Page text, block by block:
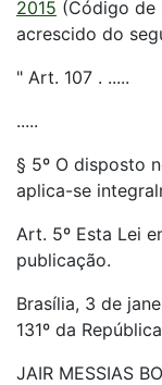
2015 (Código de
acrescido do
" Art. 107 . .....
.....
§ 5º O disposto
aplica-se
Art. 5º Esta Lei
publicação.
Brasília, 3 de
131º da
JAIR MESSIAS